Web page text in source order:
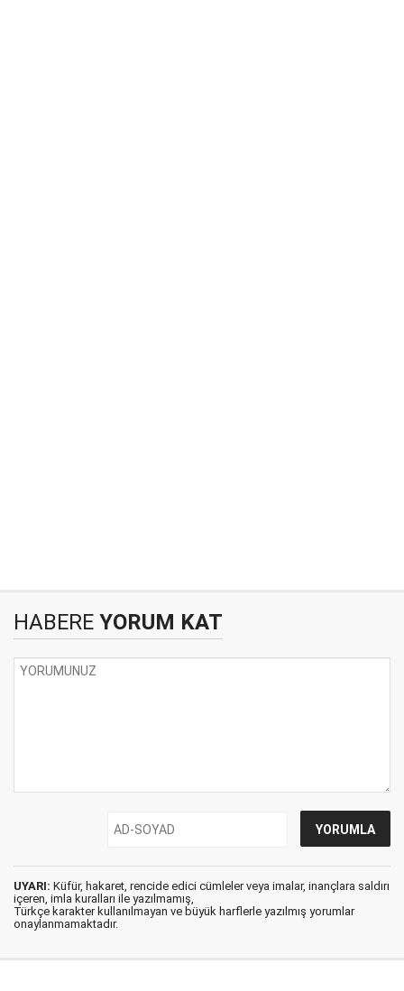
HABERE YORUM KAT
UYARI: Küfür, hakaret, rencide edici cümleler veya imalar, inançlara saldırı
içeren, imla kuralları ile yazılmamış,
Türkçe karakter kullanılmayan ve büyük harflerle yazılmış yorumlar
onaylanmamaktadır.